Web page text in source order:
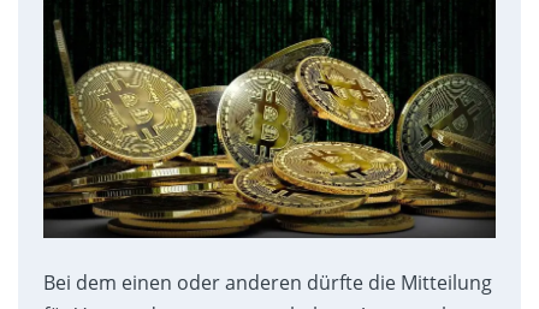
Bei dem einen oder anderen dürfte die Mitteilung